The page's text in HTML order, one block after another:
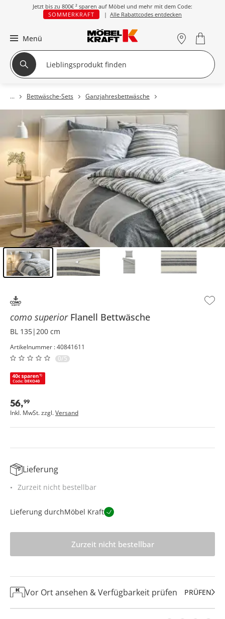
Jetzt bis zu 800€ ² sparen auf Möbel und mehr mit dem Code:
SOMMERKRAFT
| Alle Rabattcodes entdecken
Menü
Bettwäsche-Sets Ganzjahresbettwäsche
como superior Flanell Bettwäsche
BL 135|200 cm
Artikelnummer : 40841611
0/5
56,99
Inkl. MwSt. zzgl.Versand
Lieferung
Zurzeit nicht bestellbar
Lieferung durchMöbel Kraft
Zurzeit nicht bestellbar
Vor Ort ansehen & Verfügbarkeit prüfen PRÜFEN